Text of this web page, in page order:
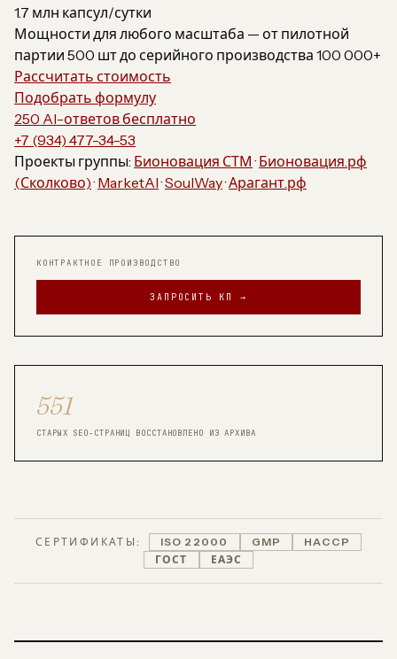
1.7 млн капсул/сутки
Мощности для любого масштаба — от пилотной
партии 500 шт до серийного производства 100 000+
Рассчитать стоимость
Подобрать формулу
250 AI-ответов бесплатно
+7 (934) 477-34-53
Проекты группы: Бионовация СТМ · Бионовация.рф
(Сколково)· MarketAI·SoulWay·Арагант.рф
КОНТРАКТНОЕ ПРОИЗВОДСТВО
ЗАПРОСИТЬ КП →
551
СТАРЫХ SEO-СТРАНИЦ ВОССТАНОВЛЕНО ИЗ АРХИВА
СЕРТИФИКАТЫ: ISO 22000 GMP
HACCP
ГОСТ
ЕАЭС